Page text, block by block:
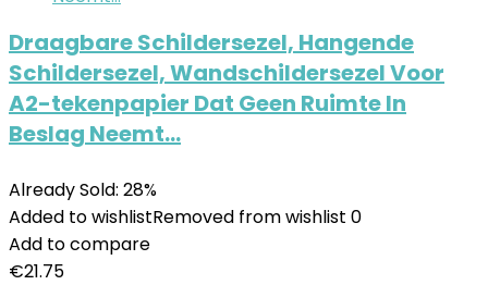
Draagbare Schildersezel, Hangende
Schildersezel, Wandschildersezel Voor
A2-tekenpapier Dat Geen Ruimte In
Beslag Neemt…
Already Sold: 28%
Added to wishlistRemoved from wishlist 0
Add to compare
€21.75